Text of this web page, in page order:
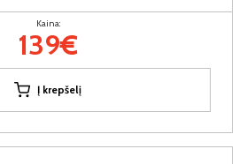
Kaina:
139€
Į krepšelį